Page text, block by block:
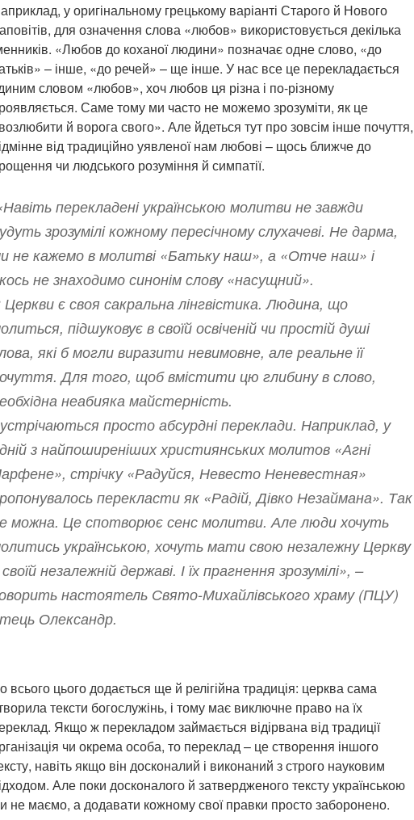
у оригінальному грецькому варіанті Старого й Нового
для означення слова «любов» використовується декілька
«Любов до коханої людини» позначає одне слово, «до
– інше, «до речей» – ще інше. У нас все це перекладається
словом «любов», хоч любов ця різна і по-різному
Саме тому ми часто не можемо зрозуміти, як це
й ворога свого». Але йдеться тут про зовсім інше почуття,
від традиційно уявленої нам любові – щось ближче до
чи людського розуміння й симпатії.
перекладені українською молитви не завжди
зрозумілі кожному пересічному слухачеві. Не дарма,
не кажемо в молитві «Батьку наш», а «Отче наш» і
не знаходимо синонім слову «насущний».
є своя сакральна лінгвістика. Людина, що
підшуковує в своїй освіченій чи простій душі
які б могли виразити невимовне, але реальне її
Для того, щоб вмістити цю глибину в слово,
неабияка майстерність.
просто абсурдні переклади. Наприклад, у
з найпоширеніших християнських молитов «Агні
стрічку «Радуйся, Невесто Неневестная»
перекласти як «Радій, Дівко Незаймана». Так
можна. Це спотворює сенс молитви. Але люди хочуть
українською, хочуть мати свою незалежну Церкву
незалежній державі. І їх прагнення зрозумілі», –
настоятель Свято-Михайлівського храму (ПЦУ)
Олександр.
всього цього додається ще й релігійна традиція: церква сама
тексти богослужінь, і тому має виключне право на їх
Якщо ж перекладом займається відірвана від традиції
чи окрема особа, то переклад – це створення іншого
навіть якщо він досконалий і виконаний з строго науковим
Але поки досконалого й затвердженого тексту українською
не маємо, а додавати кожному свої правки просто заборонено.